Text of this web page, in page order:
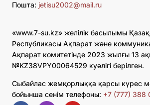
Пошта: jetisu2002@mail.ru
«www.7-su.kz» желілік басылымы
Республикасы Ақпарат және
Ақпарат комитетінде 2023 жылғы 13
№KZ38VPY00064529 куәлігі берілген.
Сыбайлас жемқорлыққа қарсы күрес
бойынша сенім телефоны: +7 (777) 388